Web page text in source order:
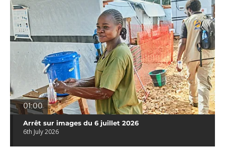
01:00
Arrêt sur images du 6 juillet 2026
6th July 2026